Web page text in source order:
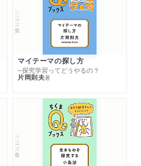
シリーズ・全集
マイテーマの探し方
─探究学習ってどうやるの？
片岡則夫著
シリーズ・全集